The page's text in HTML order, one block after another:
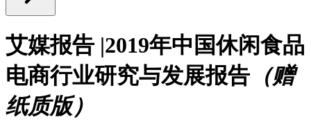
艾媒报告 |2019年中国休闲食品
电商行业研究与发展报告 （赠
纸质版）